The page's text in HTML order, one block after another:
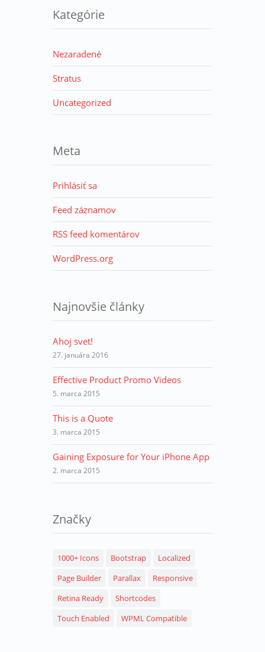
Kategórie
Nezaradené
Stratus
Uncategorized
Meta
Prihlásiť sa
Feed záznamov
RSS feed komentárov
WordPress.org
Najnovšie články
Ahoj svet!
27. januára 2016
Effective Product Promo Videos
5. marca 2015
This is a Quote
3. marca 2015
Gaining Exposure for Your iPhone App
2. marca 2015
Značky
1000+ Icons Bootstrap
Localized
Page Builder
Parallax
Responsive
Retina Ready
Shortcodes
Touch Enabled
WPML Compatible